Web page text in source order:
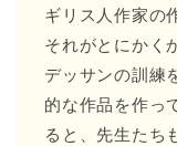
ギリス人作家の
それがとにかく
デッサンの訓練
的な作品を作っ
ると、先生たち